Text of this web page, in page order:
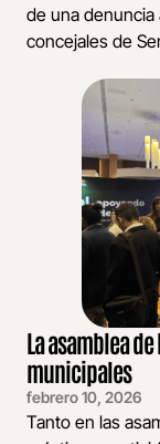
de una denuncia
concejales de
La asamblea
municipales
febrero 10, 2026
Tanto en las